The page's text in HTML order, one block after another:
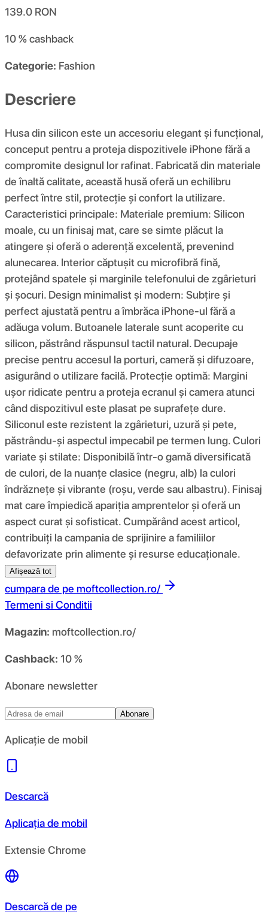
139.0 RON
10 %cashback
Categorie: Fashion
Descriere
Husa din silicon este un accesoriu elegant și funcțional,
conceput pentru a proteja dispozitivele iPhone fără a
compromite designul lor rafinat. Fabricată din materiale
de înaltă calitate, această husă oferă un echilibru
perfect între stil, protecție și confort la utilizare.
Caracteristici principale: Materiale premium: Silicon
moale, cu un finisaj mat, care se simte plăcut la
atingere și oferă o aderență excelentă, prevenind
alunecarea. Interior căptușit cu microfibră fină,
protejând spatele și marginile telefonului de zgârieturi
și șocuri. Design minimalist și modern: Subțire și
perfect ajustată pentru a îmbrăca iPhone-ul fără a
adăuga volum. Butoanele laterale sunt acoperite cu
silicon, păstrând răspunsul tactil natural. Decupaje
precise pentru accesul la porturi, cameră și difuzoare,
asigurând o utilizare facilă. Protecție optimă: Margini
ușor ridicate pentru a proteja ecranul și camera atunci
când dispozitivul este plasat pe suprafețe dure.
Siliconul este rezistent la zgârieturi, uzură și pete,
păstrându-și aspectul impecabil pe termen lung. Culori
variate și stilate: Disponibilă într-o gamă diversificată
de culori, de la nuanțe clasice (negru, alb) la culori
îndrăznețe și vibrante (roșu, verde sau albastru). Finisaj
mat care împiedică apariția amprentelor și oferă un
aspect curat și sofisticat. Cumpărând acest articol,
contribuiți la campania de sprijinire a familiilor
defavorizate prin alimente și resurse educaționale.
Afișează tot
cumpara de pe moftcollection.ro/
Termeni si Conditii
Magazin: moftcollection.ro/
Cashback: 10 %
Abonare newsletter
Abonare
Aplicație de mobil
Descarcă
Aplicația de mobil
Extensie Chrome
Descarcă de pe